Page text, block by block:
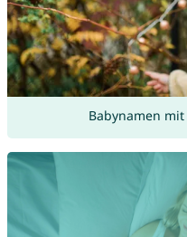
Babynamen